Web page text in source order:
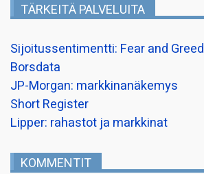
TÄRKEITÄ PALVELUITA
Sijoitussentimentti: Fear and Greed
Borsdata
JP-Morgan: markkinanäkemys
Short Register
Lipper: rahastot ja markkinat
KOMMENTIT